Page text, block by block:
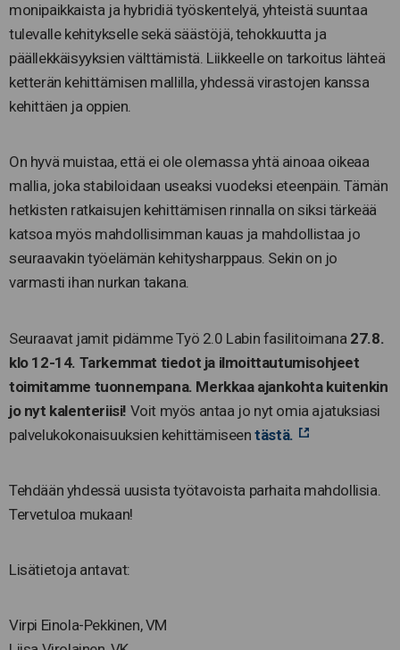
monipaikkaista ja hybridiä työskentelyä, yhteistä suuntaa
tulevalle kehitykselle sekä säästöjä, tehokkuutta ja
päällekkäisyyksien välttämistä. Liikkeelle on tarkoitus lähteä
ketterän kehittämisen mallilla, yhdessä virastojen kanssa
kehittäen ja oppien.
On hyvä muistaa, että ei ole olemassa yhtä ainoaa oikeaa
mallia, joka stabiloidaan useaksi vuodeksi eteenpäin. Tämän
hetkisten ratkaisujen kehittämisen rinnalla on siksi tärkeää
katsoa myös mahdollisimman kauas ja mahdollistaa jo
seuraavakin työelämän kehitysharppaus. Sekin on jo
varmasti ihan nurkan takana.
Seuraavat jamit pidämme Työ 2.0 Labin fasilitoimana 27.8.
klo 12-14. Tarkemmat tiedot ja ilmoittautumisohjeet
toimitamme tuonnempana. Merkkaa ajankohta kuitenkin
jo nyt kalenteriisi! Voit myös antaa jo nyt omia ajatuksiasi
palvelukokonaisuuksien kehittämiseentästä.
Tehdään yhdessä uusista työtavoista parhaita mahdollisia.
Tervetuloa mukaan!
Lisätietoja antavat:
Virpi Einola-Pekkinen, VM